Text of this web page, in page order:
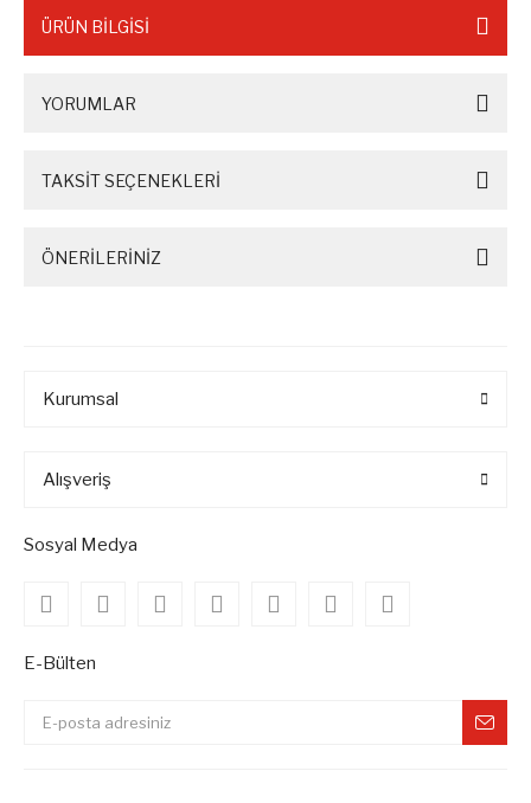
ÜRÜN BİLGİSİ
YORUMLAR
TAKSİT SEÇENEKLERİ
ÖNERİLERİNİZ
Kurumsal
Alışveriş
Sosyal Medya
E-Bülten